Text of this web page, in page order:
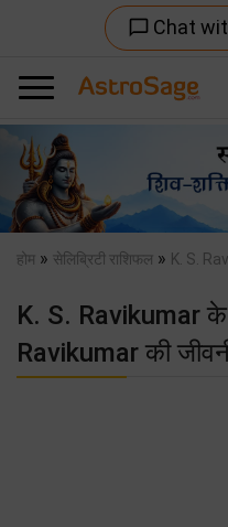
chat_bubble_outline Chat
Previous
होम » सेलिब्रिटी राशिफल » K. S.
K. S. Ravikumar के
Ravikumar की